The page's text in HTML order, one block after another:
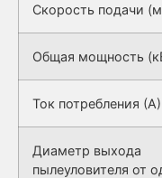
Скорость подачи
Общая мощность
Ток потребления (А)
Диаметр выхода
пылеуловителя от